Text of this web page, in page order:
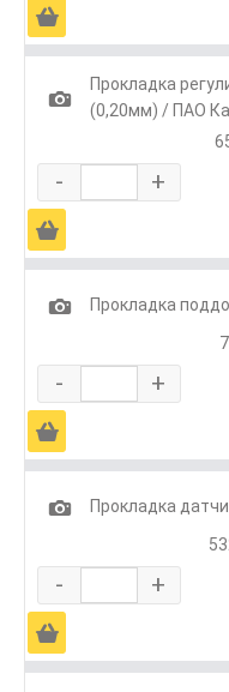
Ä
1
Прокладка
(0,20мм) / ПАО
- +
Ä
1
Прокладка
- +
Ä
1
Прокладка
- +
Ä